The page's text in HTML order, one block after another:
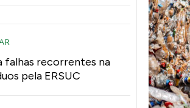
recorrentes na
pela ERSUC